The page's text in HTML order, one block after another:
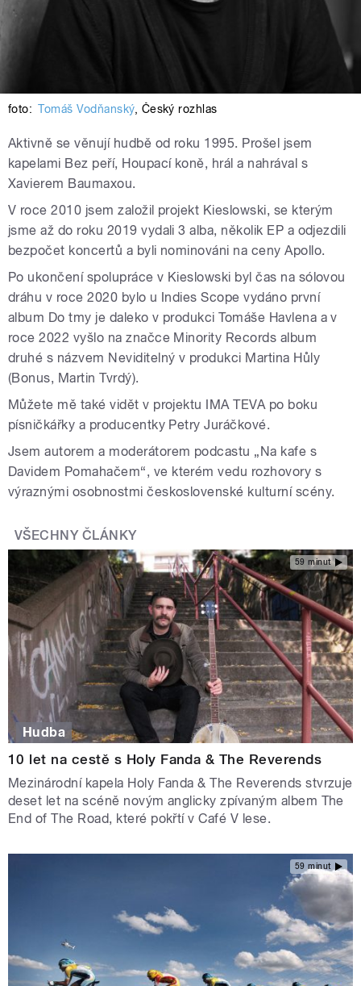
foto: Tomáš Vodňanský, Český rozhlas
Aktivně se věnují hudbě od roku 1995. Prošel jsem
kapelami Bez peří, Houpací koně, hrál a nahrával s
Xavierem Baumaxou.
V roce 2010 jsem založil projekt Kieslowski, se kterým
jsme až do roku 2019 vydali 3 alba, několik EP a odjezdili
bezpočet koncertů a byli nominováni na ceny Apollo.
Po ukončení spolupráce v Kieslowski byl čas na sólovou
dráhu v roce 2020 bylo u Indies Scope vydáno první
album Do tmy je daleko v produkci Tomáše Havlena a v
roce 2022 vyšlo na značce Minority Records album
druhé s názvem Neviditelný v produkci Martina Hůly
(Bonus, Martin Tvrdý).
Můžete mě také vidět v projektu IMA TEVA po boku
písničkářky a producentky Petry Juráčkové.
Jsem autorem a moderátorem podcastu „Na kafe s
Davidem Pomahačem“, ve kterém vedu rozhovory s
výraznými osobnostmi československé kulturní scény.
VŠECHNY ČLÁNKY
59 minut
Hudba
10 let na cestě s Holy Fanda & The Reverends
Mezinárodní kapela Holy Fanda & The Reverends stvrzuje
deset let na scéně novým anglicky zpívaným albem The
End of The Road, které pokřtí v Café V lese.
59 minut